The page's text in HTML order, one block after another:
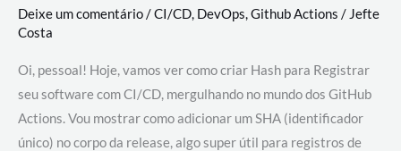
Deixe um comentário/CI/CD, DevOps,Github Actions /Jefte
Costa
Oi, pessoal! Hoje, vamos ver como criar Hash para Registrar
seu software com CI/CD, mergulhando no mundo dos GitHub
Actions. Vou mostrar como adicionar um SHA (identificador
único) no corpo da release, algo super útil para registros de